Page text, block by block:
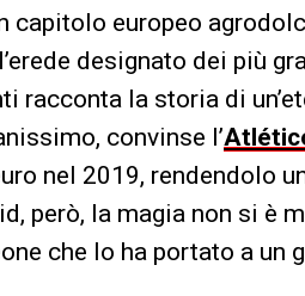
capitolo europeo
designato dei più
la storia di
convinse l’
nel 2019, rendendolo
però, la magia non si è
che lo ha portato a un